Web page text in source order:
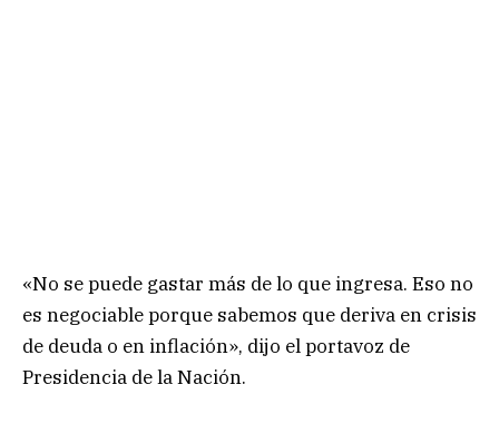
«No se puede gastar más de lo que ingresa. Eso no
es negociable porque sabemos que deriva en crisis
de deuda o en inflación», dijo el portavoz de
Presidencia de la Nación.